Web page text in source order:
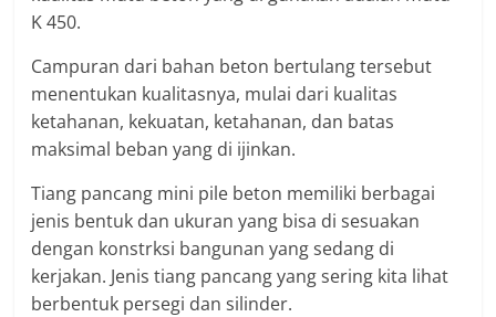
K 450.
Campuran dari bahan beton bertulang tersebut
menentukan kualitasnya, mulai dari kualitas
ketahanan, kekuatan, ketahanan, dan batas
maksimal beban yang di ijinkan.
Tiang pancang mini pile beton memiliki berbagai
jenis bentuk dan ukuran yang bisa di sesuakan
dengan konstrksi bangunan yang sedang di
kerjakan. Jenis tiang pancang yang sering kita lihat
berbentuk persegi dan silinder.